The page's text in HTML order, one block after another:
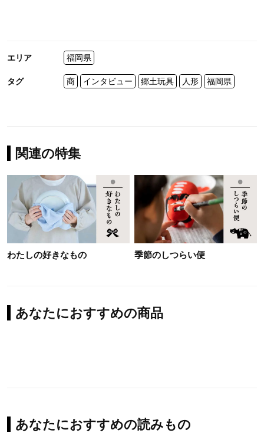
エリア 福岡県
タグ 商 インタビュー 郷土玩具 人形 福岡県
関連の特集
わたしの好きなもの 季節のしつらい便
あなたにおすすめの商品
あなたにおすすめの読みもの